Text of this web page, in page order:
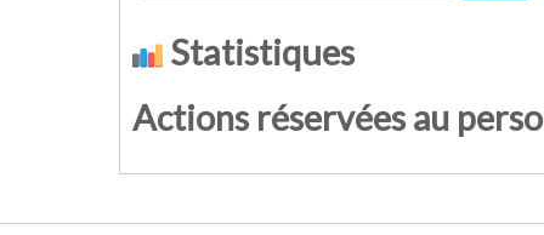
Statistiques
Actions réservées au